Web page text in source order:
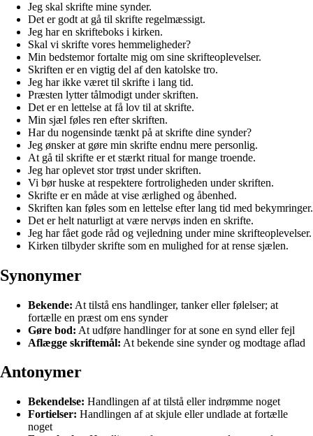
Jeg skal skrifte mine synder.
Det er godt at gå til skrifte regelmæssigt.
Jeg har en skrifteboks i kirken.
Skal vi skrifte vores hemmeligheder?
Min bedstemor fortalte mig om sine skrifteoplevelser.
Skriften er en vigtig del af den katolske tro.
Jeg har ikke været til skrifte i lang tid.
Præsten lytter tålmodigt under skriften.
Det er en lettelse at få lov til at skrifte.
Min sjæl føles ren efter skriften.
Har du nogensinde tænkt på at skrifte dine synder?
Jeg ønsker at gøre min skrifte endnu mere personlig.
At gå til skrifte er et stærkt ritual for mange troende.
Jeg har oplevet stor trøst under skriften.
Vi bør huske at respektere fortroligheden under skriften.
Skrifte er en måde at vise ærlighed og åbenhed.
Skriften kan føles som en lettelse efter lang tid med bekymringer.
Det er helt naturligt at være nervøs inden en skrifte.
Jeg har fået gode råd og vejledning under mine skrifteoplevelser.
Kirken tilbyder skrifte som en mulighed for at rense sjælen.
Synonymer
Bekende: At tilstå ens handlinger, tanker eller følelser; at
fortælle en præst om ens synder
Gøre bod: At udføre handlinger for at sone en synd eller fejl
Aflægge skriftemål: At bekende sine synder og modtage aflad
Antonymer
Bekendelse: Handlingen af at tilstå eller indrømme noget
Fortielser: Handlingen af at skjule eller undlade at fortælle
noget